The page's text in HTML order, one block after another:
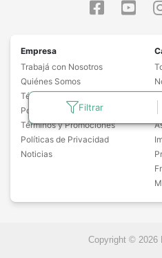
Filtrar
Empresa
Trabajá con Nosotros
Quiénes Somos
Términos y Condiciones
Políticas de Garantía
Términos y Promociones
Políticas de Privacidad
Noticias
Copyright © 2026